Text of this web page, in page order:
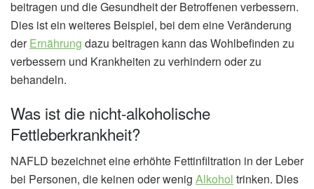
beitragen und die Gesundheit der Betroffenen verbessern.
Dies ist ein weiteres Beispiel, bei dem eine Veränderung
derErnährung dazu beitragen kann das Wohlbefinden zu
verbessern und Krankheiten zu verhindern oder zu
behandeln.
Was ist die nicht-alkoholische
Fettleberkrankheit?
NAFLD bezeichnet eine erhöhte Fettinfiltration in der Leber
bei Personen, die keinen oder wenig Alkohol trinken. Dies